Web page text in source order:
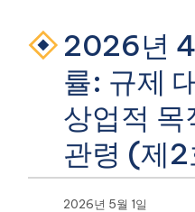
2026년 4
률: 규제
상업적 목
관령 (제
2026년 5월 1일